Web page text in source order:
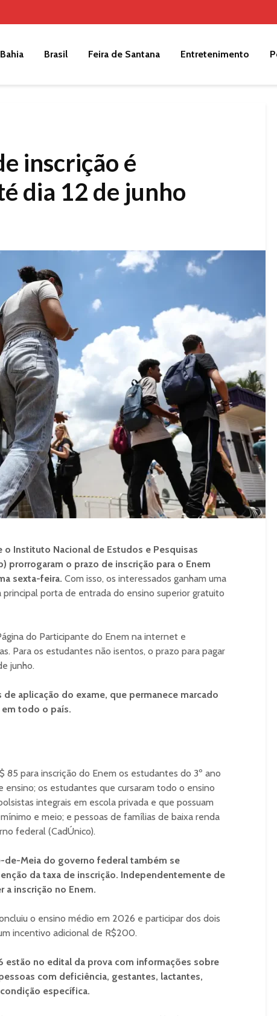
Bahia Brasil Feira de Santana Entretenimento
inscrição é
dia 12 de junho
o Instituto Nacional de Estudos e Pesquisas
prorrogaram o prazo de inscrição para o Enem
sexta-feira. Com isso, os interessados ganham uma
principal porta de entrada do ensino superior gratuito
do Participante do Enem na internet e
Para os estudantes não isentos, o prazo para pagar
junho.
aplicação do exame, que permanece marcado
em todo o país.
85 para inscrição do Enem os estudantes do 3º ano
os estudantes que cursaram todo o ensino
integrais em escola privada e que possuam
e meio; e pessoas de famílias de baixa renda
federal (CadÚnico).
de-Meia do governo federal também se
da taxa de inscrição. Independentemente de
a inscrição no Enem.
o ensino médio em 2026 e participar dos dois
incentivo adicional de R$200.
estão no edital da prova com informações sobre
com deficiência, gestantes, lactantes,
específica.